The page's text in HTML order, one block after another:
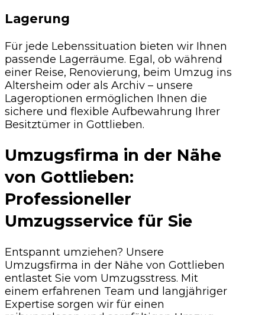
Lagerung
Für jede Lebenssituation bieten wir Ihnen
passende Lagerräume. Egal, ob während
einer Reise, Renovierung, beim Umzug ins
Altersheim oder als Archiv – unsere
Lageroptionen ermöglichen Ihnen die
sichere und flexible Aufbewahrung Ihrer
Besitztümer in Gottlieben.
Umzugsfirma in der Nähe
von Gottlieben:
Professioneller
Umzugsservice für Sie
Entspannt umziehen? Unsere
Umzugsfirma in der Nähe von Gottlieben
entlastet Sie vom Umzugsstress. Mit
einem erfahrenen Team und langjähriger
Expertise sorgen wir für einen